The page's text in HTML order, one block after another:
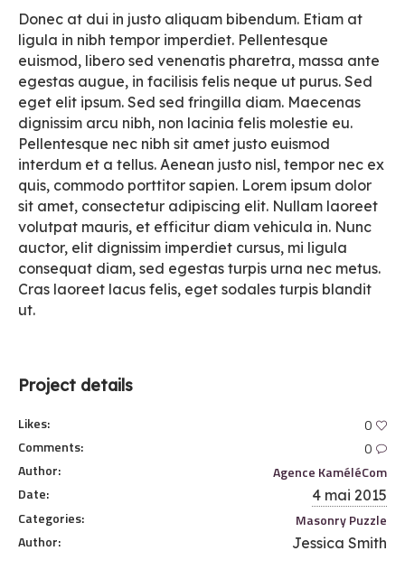
Donec at dui in justo aliquam bibendum. Etiam at
ligula in nibh tempor imperdiet. Pellentesque
euismod, libero sed venenatis pharetra, massa ante
egestas augue, in facilisis felis neque ut purus. Sed
eget elit ipsum. Sed sed fringilla diam. Maecenas
dignissim arcu nibh, non lacinia felis molestie eu.
Pellentesque nec nibh sit amet justo euismod
interdum et a tellus. Aenean justo nisl, tempor nec ex
quis, commodo porttitor sapien. Lorem ipsum dolor
sit amet, consectetur adipiscing elit. Nullam laoreet
volutpat mauris, et efficitur diam vehicula in. Nunc
auctor, elit dignissim imperdiet cursus, mi ligula
consequat diam, sed egestas turpis urna nec metus.
Cras laoreet lacus felis, eget sodales turpis blandit
ut.
Project details
Likes:
0
Comments:
0
Author:
Agence KaméléCom
Date:
4 mai 2015
Categories:
Masonry Puzzle
Author:
Jessica Smith